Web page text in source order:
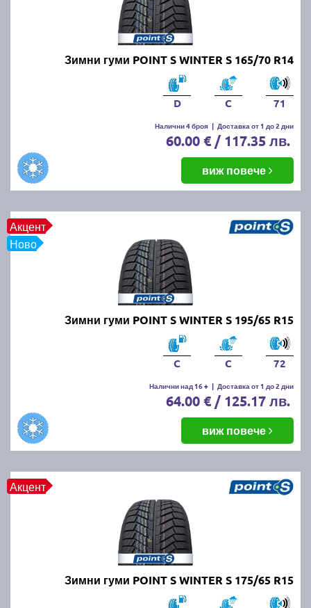
Зимни гуми POINT S WINTER S 165/70 R14
D C 71
Налични 4 броя | Доставка от 1 до 2 дни
60.00 € / 117.35 лв.
виж повече
Акцент
Ново
Зимни гуми POINT S WINTER S 195/65 R15
C C 72
Налични над 16 + | Доставка от 1 до 2 дни
64.00 € / 125.17 лв.
виж повече
Акцент
Зимни гуми POINT S WINTER S 175/65 R15